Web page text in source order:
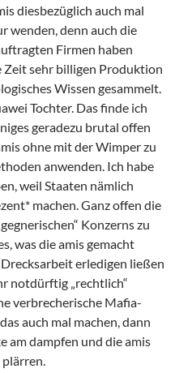
diesbezüglich auch mal
wenden, denn auch die
Firmen haben
Zeit sehr billigen Produktion
Wissen gesammelt.
Tochter. Das finde ich
geradezu brutal offen
ohne mit der Wimper zu
anwenden. Ich habe
weil Staaten nämlich
machen. Ganz offen die
Konzerns zu
was die amis gemacht
erledigen ließen
notdürftig „rechtlich“
verbrecherische Mafia-
auch mal machen, dann
am dampfen und die amis